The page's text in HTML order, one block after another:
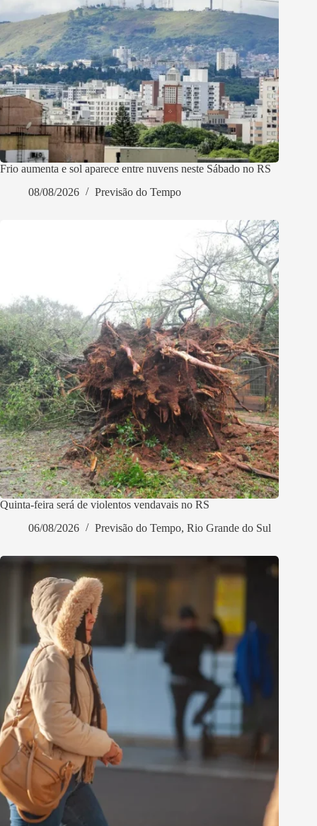
Frio aumenta e sol aparece entre nuvens neste Sábado no RS
08/08/2026
Previsão do Tempo
Quinta-feira será de violentos vendavais no RS
06/08/2026
Previsão do Tempo, Rio Grande do Sul